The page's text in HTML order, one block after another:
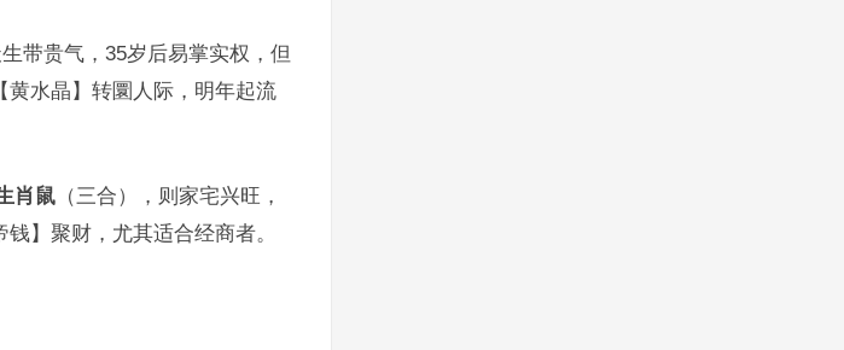
带贵气，35岁后易掌实权，但
水晶】转圜人际，明年起流
肖鼠 （三合），则家宅兴旺，
】聚财，尤其适合经商者。